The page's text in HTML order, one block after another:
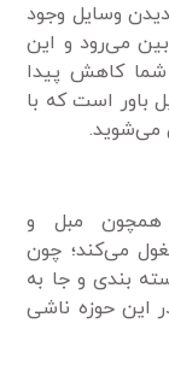
وسایل وجود
می‌رود و این
شما کاهش پیدا
باور است که با
می‌شوید.
همچون مبل و
می‌کند؛ چون
بندی و جا به
این حوزه ناشی